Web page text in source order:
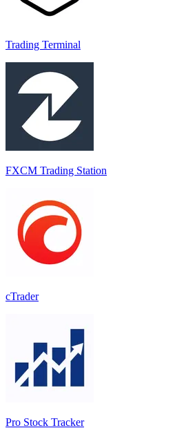
Trading Terminal
FXCM Trading Station
cTrader
Pro Stock Tracker